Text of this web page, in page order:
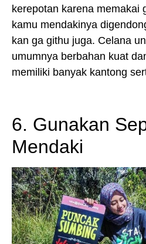
kerepotan karena memakai
kamu mendakinya
kan ga githu juga. Celana
umumnya berbahan kuat
memiliki banyak kantong
6. Gunakan
Mendaki